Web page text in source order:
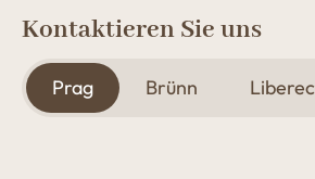
Kontaktieren Sie uns
Prag Brünn Liberec